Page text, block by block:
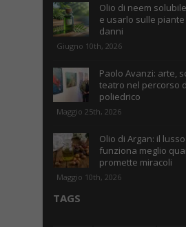
Olio di neem
e usarlo sulle
danni
Giugno 10th, 2026
Paolo Avanzi: arte,
teatro nel percorso
poliedrico
Maggio 25th, 2026
Olio di Argan: il
funziona meglio
promette miracoli
Maggio 10th, 2026
TAGS